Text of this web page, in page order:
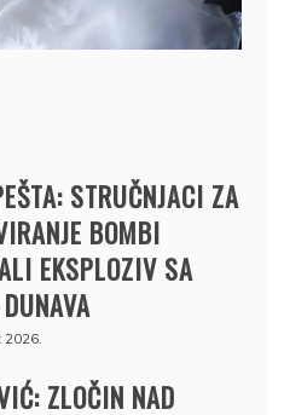
STRUČNJACI ZA
BOMBI
EKSPLOZIV SA
ZLOČIN NAD